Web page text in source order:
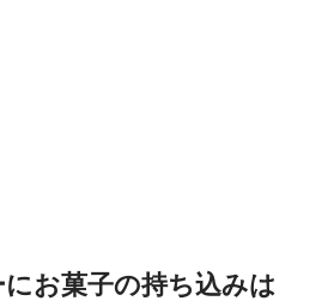
お菓子の持ち込みは